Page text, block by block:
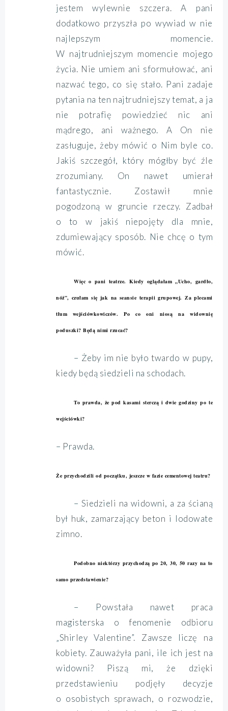
jestem wylewnie szczera. A pani
dodatkowo przyszła po wywiad w nie
najlepszym momencie.
W najtrudniejszym momencie mojego
życia. Nie umiem ani sformułować, ani
nazwać tego, co się stało. Pani zadaje
pytania na ten najtrudniejszy temat, a ja
nie potrafię powiedzieć nic ani
mądrego, ani ważnego. A On nie
zasługuje, żeby mówić o Nim byle co.
Jakiś szczegół, który mógłby być źle
zrozumiany. On nawet umierał
fantastycznie. Zostawił mnie
pogodzoną w gruncie rzeczy. Zadbał
o to w jakiś niepojęty dla mnie,
zdumiewający sposób. Nie chcę o tym
mówić.
Więc o pani teatrze. Kiedy oglądałam „Ucho, gardło,
nóż”, czułam się jak na seansie terapii grupowej. Za plecami
tłum wejściówkowiczów. Po co oni niosą na widownię
poduszki? Będą nimi rzucać?
– Żeby im nie było twardo w pupy,
kiedy będą siedzieli na schodach.
To prawda, że pod kasami sterczą i dwie godziny po te
wejściówki?
– Prawda.
Że przychodzili od początku, jeszcze w fazie cementowej teatru?
– Siedzieli na widowni, a za ścianą
był huk, zamarzający beton i lodowate
zimno.
Podobno niektórzy przychodzą po 20, 30, 50 razy na to
samo przedstawienie?
– Powstała nawet praca
magisterska o fenomenie odbioru
„Shirley Valentine”. Zawsze liczę na
kobiety. Zauważyła pani, ile ich jest na
widowni? Piszą mi, że dzięki
przedstawieniu podjęły decyzje
o osobistych sprawach, o rozwodzie,